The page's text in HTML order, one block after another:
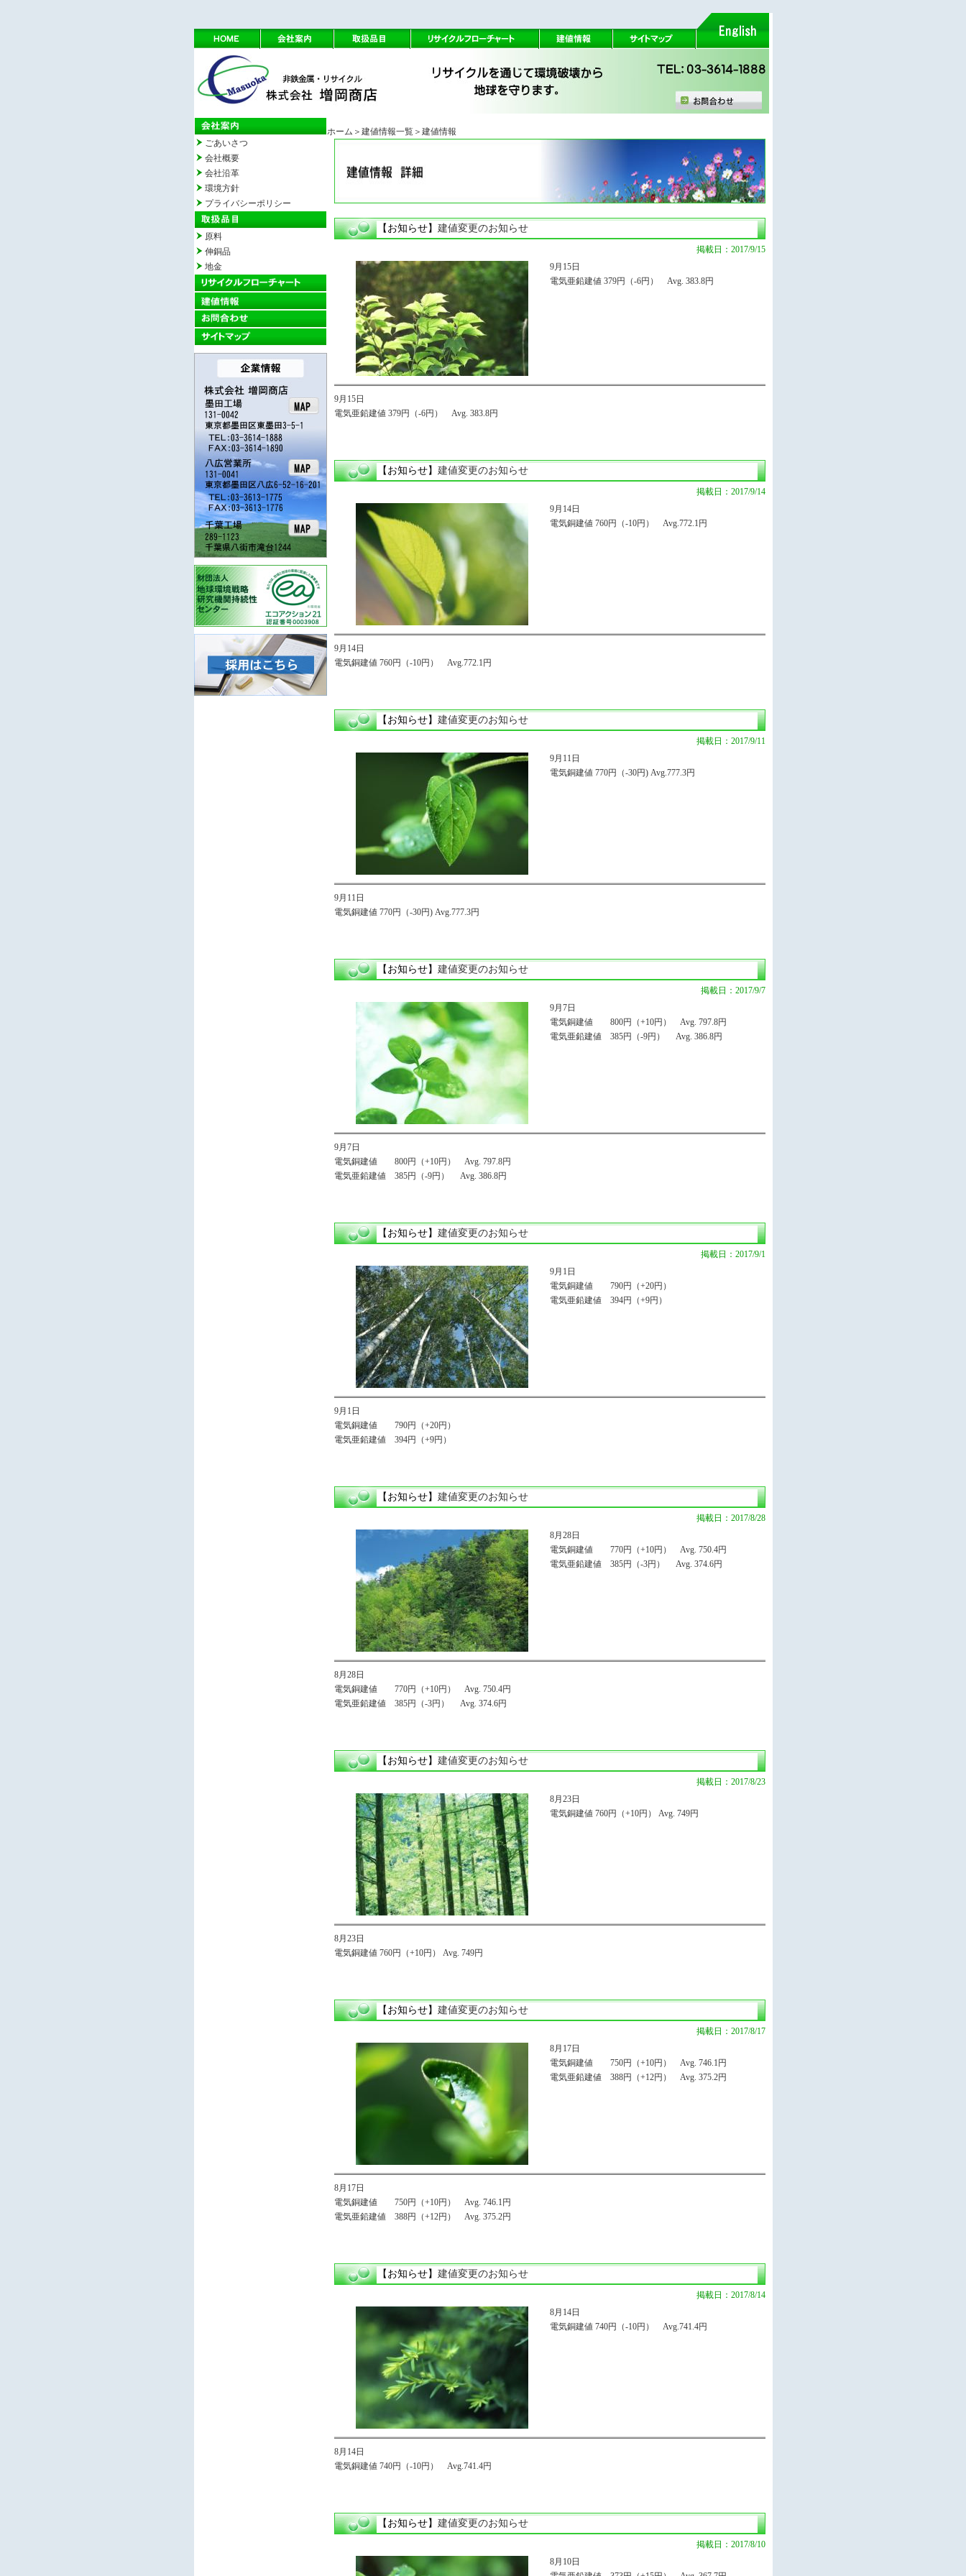
ごあいさつ
会社概要
会社沿革
環境方針
プライバシーポリシー
原料
伸銅品
地金
ホーム ＞建値情報一覧＞建値情報
【お知らせ】 建値変更のお知らせ
掲載日：2017/9/15
9月15日
電気亜鉛建値 379円（-6円） Avg. 383.8円
9月15日
電気亜鉛建値 379円（-6円） Avg. 383.8円
【お知らせ】 建値変更のお知らせ
掲載日：2017/9/14
9月14日
電気銅建値 760円（-10円） Avg.772.1円
9月14日
電気銅建値 760円（-10円） Avg.772.1円
【お知らせ】 建値変更のお知らせ
掲載日：2017/9/11
9月11日
電気銅建値 770円（-30円) Avg.777.3円
9月11日
電気銅建値 770円（-30円) Avg.777.3円
【お知らせ】 建値変更のお知らせ
掲載日：2017/9/7
9月7日
電気銅建値 800円（+10円） Avg. 797.8円
電気亜鉛建値 385円（-9円） Avg. 386.8円
9月7日
電気銅建値 800円（+10円） Avg. 797.8円
電気亜鉛建値 385円（-9円） Avg. 386.8円
【お知らせ】 建値変更のお知らせ
掲載日：2017/9/1
9月1日
電気銅建値 790円（+20円）
電気亜鉛建値 394円（+9円）
9月1日
電気銅建値 790円（+20円）
電気亜鉛建値 394円（+9円）
【お知らせ】 建値変更のお知らせ
掲載日：2017/8/28
8月28日
電気銅建値 770円（+10円） Avg. 750.4円
電気亜鉛建値 385円（-3円） Avg. 374.6円
8月28日
電気銅建値 770円（+10円） Avg. 750.4円
電気亜鉛建値 385円（-3円） Avg. 374.6円
【お知らせ】 建値変更のお知らせ
掲載日：2017/8/23
8月23日
電気銅建値 760円（+10円） Avg. 749円
8月23日
電気銅建値 760円（+10円） Avg. 749円
【お知らせ】 建値変更のお知らせ
掲載日：2017/8/17
8月17日
電気銅建値 750円（+10円） Avg. 746.1円
電気亜鉛建値 388円（+12円） Avg. 375.2円
8月17日
電気銅建値 750円（+10円） Avg. 746.1円
電気亜鉛建値 388円（+12円） Avg. 375.2円
【お知らせ】 建値変更のお知らせ
掲載日：2017/8/14
8月14日
電気銅建値 740円（-10円） Avg.741.4円
8月14日
電気銅建値 740円（-10円） Avg.741.4円
【お知らせ】 建値変更のお知らせ
掲載日：2017/8/10
8月10日